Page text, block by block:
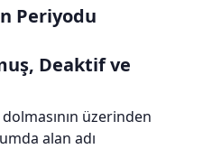
Periyodu
Deaktif ve
üzerinden
alan adı